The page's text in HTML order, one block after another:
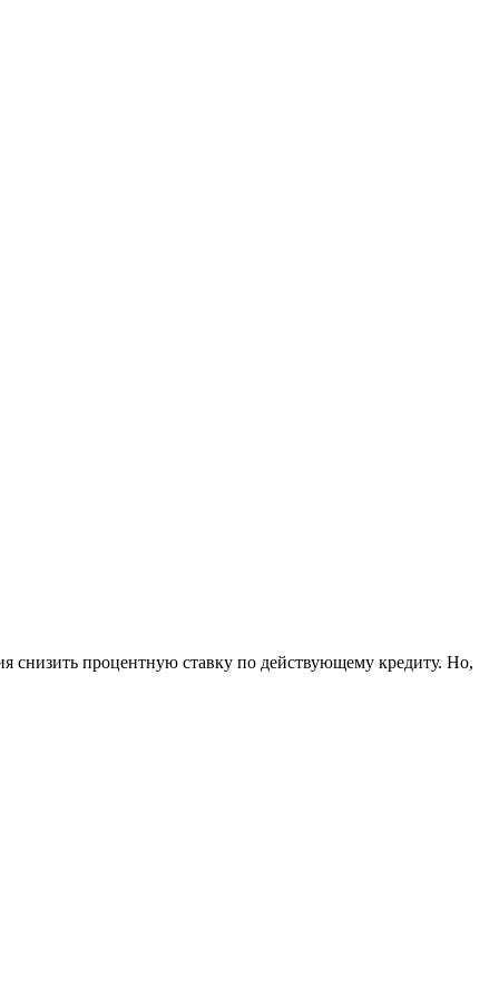
снизить процентную ставку по действующему кредиту. Но,